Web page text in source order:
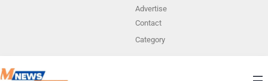
Advertise
Contact
Category